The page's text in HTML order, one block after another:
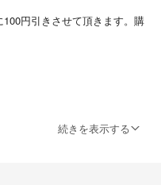
円引きさせて頂きます。購
続きを表示する